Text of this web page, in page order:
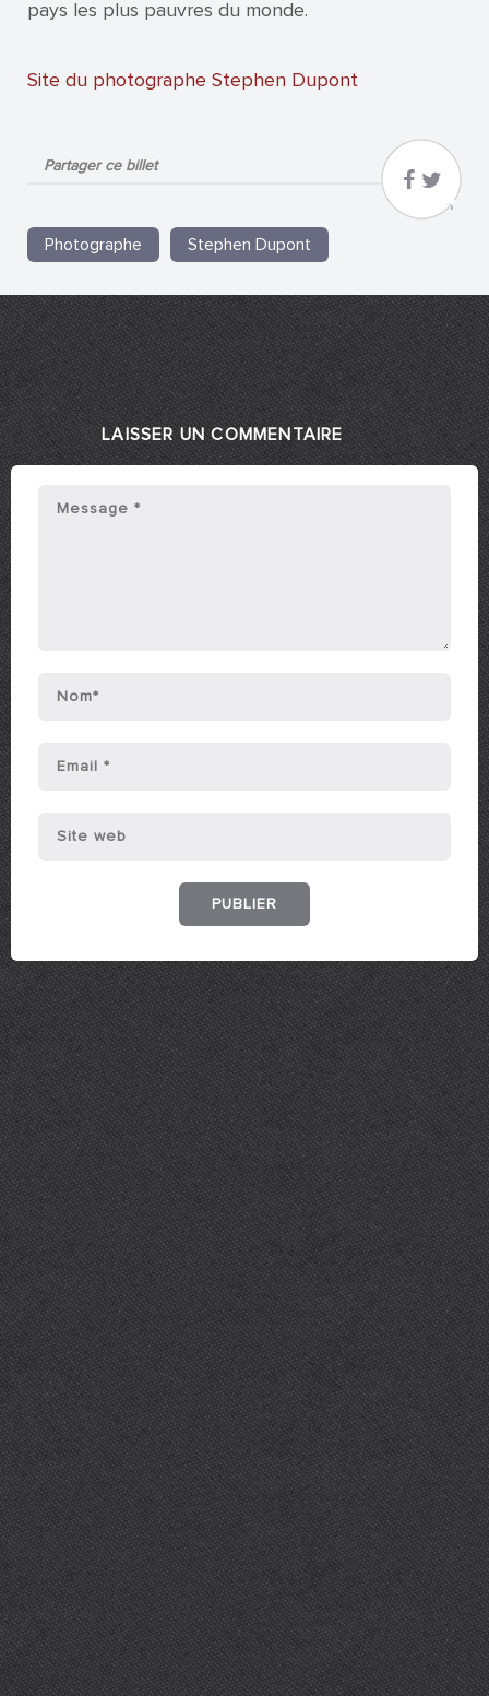
pays les plus pauvres du monde.
Site du photographe Stephen Dupont
Partager ce billet
Photographe Stephen Dupont
LAISSER UN COMMENTAIRE